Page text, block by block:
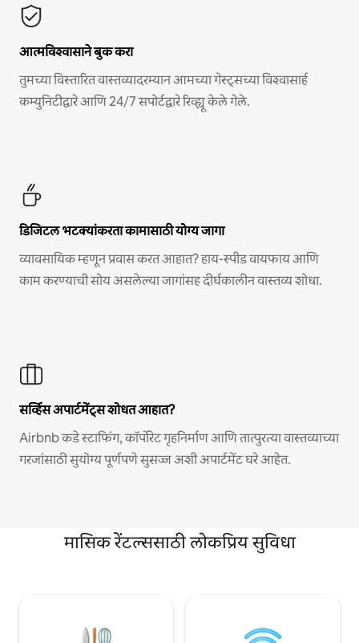
आत्मविश्वासाने बुक करा
तुमच्या विस्तारित वास्तव्यादरम्यान आमच्या गेस्ट्सच्या विश्वासार्ह
कम्युनिटीद्वारे आणि 24/7 सपोर्टद्वारे रिव्ह्यू केले गेले.
डिजिटल भटक्यांकरता कामासाठी योग्य जागा
व्यावसायिक म्हणून प्रवास करत आहात? हाय-स्पीड वायफाय आणि
काम करण्याची सोय असलेल्या जागांसह दीर्घकालीन वास्तव्य शोधा.
सर्व्हिस अपार्टमेंट्स शोधत आहात?
Airbnb कडे स्टाफिंग, कॉर्पोरेट गृहनिर्माण आणि तात्पुरत्या वास्तव्याच्या
गरजांसाठी सुयोग्य पूर्णपणे सुसज्ज अशी अपार्टमेंट घरे आहेत.
मासिक रेंटल्ससाठी लोकप्रिय सुविधा